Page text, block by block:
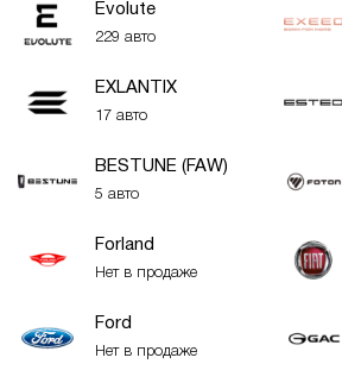
Evolute
229 авто
EXLANTIX
17 авто
BESTUNE (FAW)
5 авто
Forland
Нет в продаже
Ford
Нет в продаже